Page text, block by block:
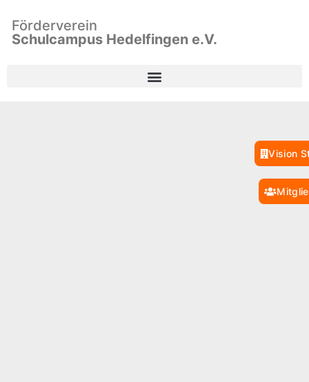
Förderverein
Schulcampus Hedelfingen e.V.
Vision